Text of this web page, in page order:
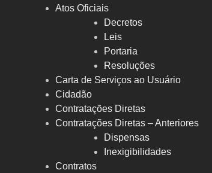
Atos Oficiais
Decretos
Leis
Portaria
Resoluções
Carta de Serviços ao Usuário
Cidadão
Contratações Diretas
Contratações Diretas – Anteriores
Dispensas
Inexigibilidades
Contratos